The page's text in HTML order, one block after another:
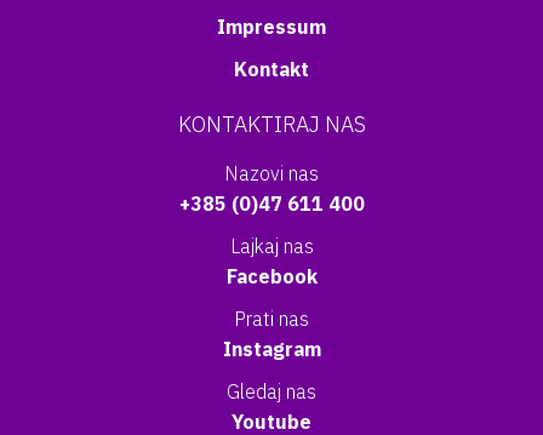
Impressum
Kontakt
KONTAKTIRAJ NAS
Nazovi nas
+385 (0)47 611 400
Lajkaj nas
Facebook
Prati nas
Instagram
Gledaj nas
Youtube